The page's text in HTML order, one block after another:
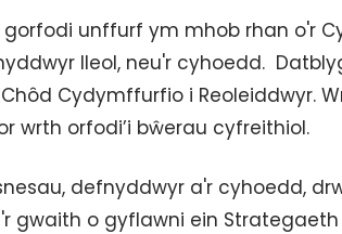
unffurf ym mhob rhan o'r
lleol, neu'r cyhoedd.
Cydymffurfio i Reoleiddwyr.
wrth orfodi’i bŵerau cyfreithiol.
defnyddwyr a'r cyhoedd,
gwaith o gyflawni ein Strategaeth